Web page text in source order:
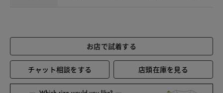
お店で試着する
チャット相談をする 店頭在庫を見る